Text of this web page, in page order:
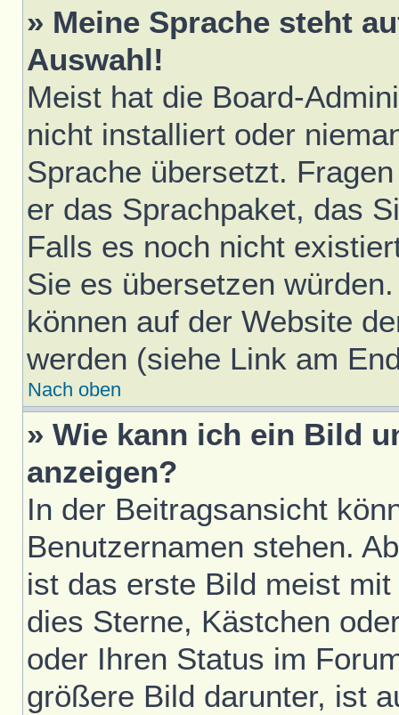
» Meine Sprache steht
Auswahl!
Meist hat die Board-
nicht installiert oder
Sprache übersetzt.
er das Sprachpaket, das
Falls es noch nicht
Sie es übersetzen
können auf der Website
werden (siehe Link am
Nach oben
» Wie kann ich ein Bild
anzeigen?
In der Beitragsansicht
Benutzernamen stehen.
ist das erste Bild meist
dies Sterne, Kästchen
oder Ihren Status im
größere Bild darunter, ist